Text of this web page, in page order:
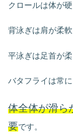
クロールは体が
背泳ぎは肩が柔
平泳ぎは足首が
バタフライは常
体全体が滑ら
要です。